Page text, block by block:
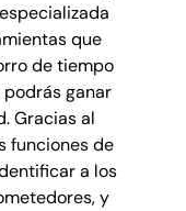
que
de tiempo
ganar
Gracias al
funciones de
a los
y